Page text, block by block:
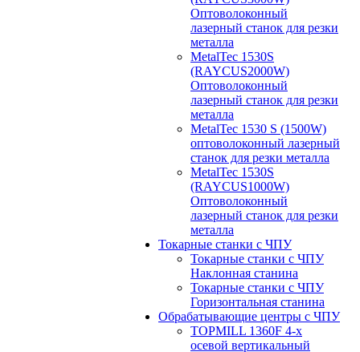
Оптоволоконный
лазерный станок для резки
металла
MetalTec 1530S
(RAYCUS2000W)
Оптоволоконный
лазерный станок для резки
металла
MetalTec 1530 S (1500W)
оптоволоконный лазерный
станок для резки металла
MetalTec 1530S
(RAYCUS1000W)
Оптоволоконный
лазерный станок для резки
металла
Токарные станки с ЧПУ
Токарные станки с ЧПУ
Наклонная станина
Токарные станки с ЧПУ
Горизонтальная станина
Обрабатывающие центры с ЧПУ
TOPMILL 1360F 4-x
осевой вертикальный